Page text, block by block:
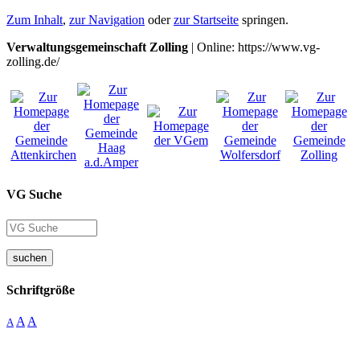
Zum Inhalt, zur Navigation oderzur Startseite springen.
Verwaltungsgemeinschaft Zolling | Online: https://www.vg-
zolling.de/
VG Suche
suchen
Schriftgröße
A A A